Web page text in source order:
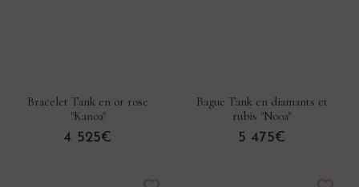
Bracelet Tank en or rose
"Kanoa"
4 525€
Bague Tank en diamants et
rubis "Nooa"
5 475€